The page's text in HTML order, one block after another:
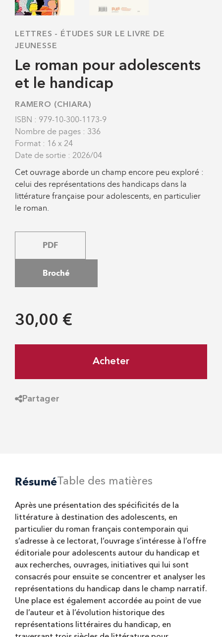
LETTRES -
ÉTUDES SUR LE LIVRE DE
JEUNESSE
Le roman pour adolescents
et le handicap
RAMERO (CHIARA)
ISBN : 979-10-300-1173-9
Nombre de pages : 336
Format : 16 x 24
Date de sortie : 2026/04
Cet ouvrage aborde un champ encore peu exploré :
celui des représentations des handicaps dans la
littérature française pour adolescents, en particulier
le roman.
PDF
Broché
30,00 €
Acheter
Partager
RésuméTable des matières
Après une présentation des spécificités de la
littérature à destination des adolescents, en
particulier du roman français contemporain qui
s’adresse à ce lectorat, l’ouvrage s’intéresse à l’offre
éditoriale pour adolescents autour du handicap et
aux recherches, ouvrages, initiatives qui lui sont
consacrés pour ensuite se concentrer et analyser les
représentations du handicap dans le champ narratif.
Une place est également accordée au point de vue
de l’auteur et à l’évolution historique des
représentations littéraires du handicap, en